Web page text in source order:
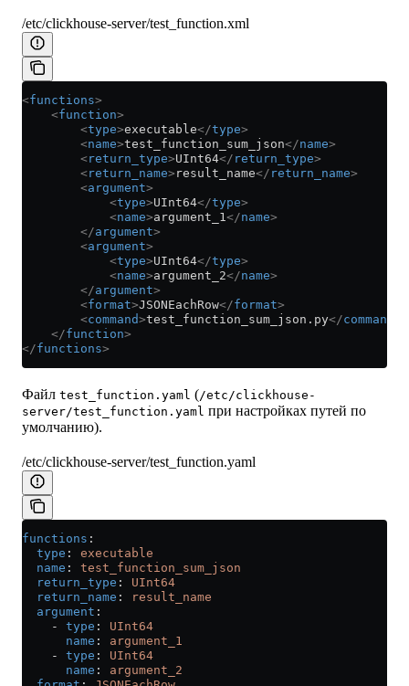
/etc/clickhouse-server/test_function.xml
<functions>
    <
function>
        <
type>executable</type>
        <
name>test_function_sum_json</name>
        <
return_type>UInt64</ return_type>
        <
return_name> result_name</ return_name>
        <
argument>
            <
type>UInt64</type>
            <
name>argument_1</name>
        </
argument>
        <
argument>
            <
type>UInt64</type>
            <
name>argument_2</name>
        </
argument>
        <
format>JSONEachRow</format>
        <
command>test_function_sum_json.py</command
    </
function>
</functions>
Файл test_function.yaml (/etc/clickhouse-
server/test_function.yaml при настройках путей по
умолчанию).
/etc/clickhouse-server/test_function.yaml
functions :
  type
: executable
  name
: test_function_sum_json
  return_type
: UInt64
  return_name
:
result_name
  argument
:
    -
type : UInt64
      name
: argument_1
    -
type : UInt64
      name
: argument_2